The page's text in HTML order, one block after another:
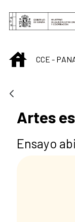
Saltar al
INICIO
CCE -
Artes
Ensayo